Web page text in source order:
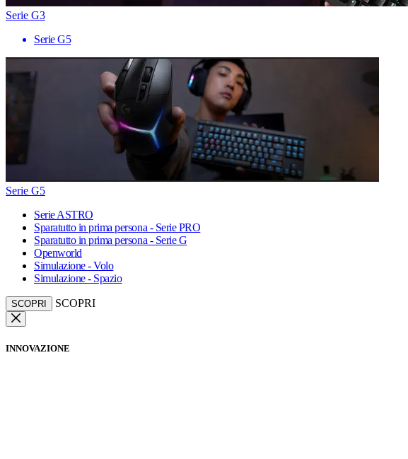
Serie G3
Serie G5
Serie G5
Serie ASTRO
Sparatutto in prima persona - Serie PRO
Sparatutto in prima persona - Serie G
Openworld
Simulazione - Volo
Simulazione - Spazio
SCOPRI SCOPRI
INNOVAZIONE